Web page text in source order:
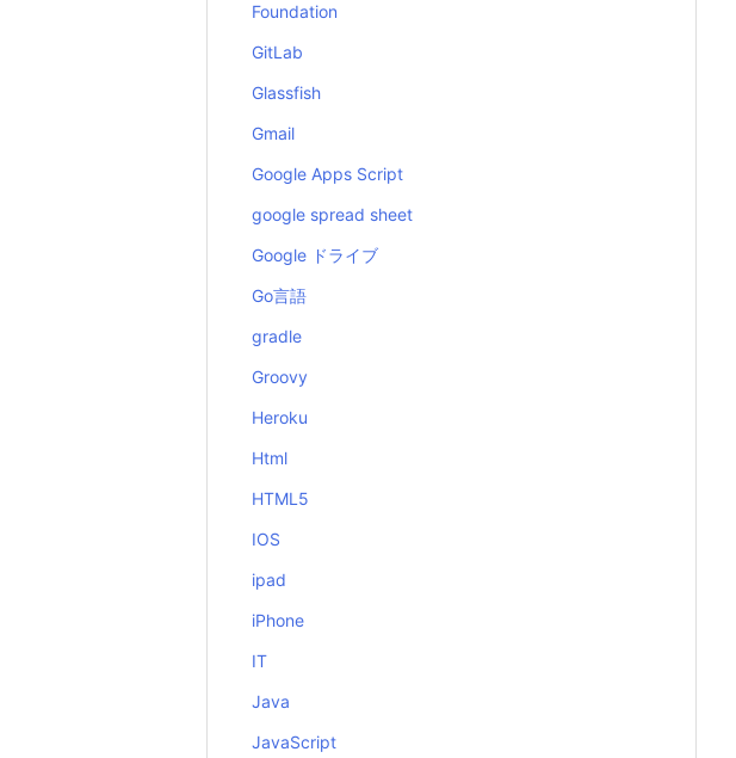
Foundation
GitLab
Glassfish
Gmail
Google Apps Script
google spread sheet
Google ドライブ
Go言語
gradle
Groovy
Heroku
Html
HTML5
IOS
ipad
iPhone
IT
Java
JavaScript